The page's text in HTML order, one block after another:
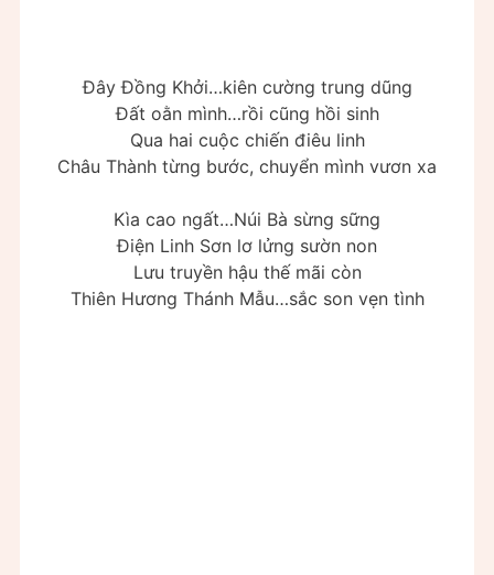
Đây Đồng Khởi…kiên cường trung dũng
Đất oằn mình…rồi cũng hồi sinh
Qua hai cuộc chiến điêu linh
Châu Thành từng bước, chuyển mình vươn xa
Kìa cao ngất…Núi Bà sừng sững
Điện Linh Sơn lơ lửng sườn non
Lưu truyền hậu thế mãi còn
Thiên Hương Thánh Mẫu…sắc son vẹn tình